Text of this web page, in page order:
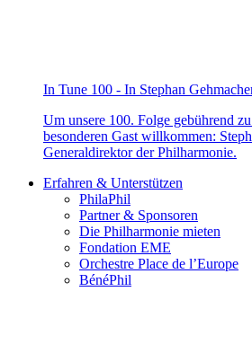
In Tune 100 - In Stephan
Um unsere 100. Folge gebührend
besonderen Gast willkommen:
Generaldirektor der Philharmonie.
Erfahren & Unterstützen
PhilaPhil
Partner & Sponsoren
Die Philharmonie mieten
Fondation EME
Orchestre Place de l’Europe
BénéPhil